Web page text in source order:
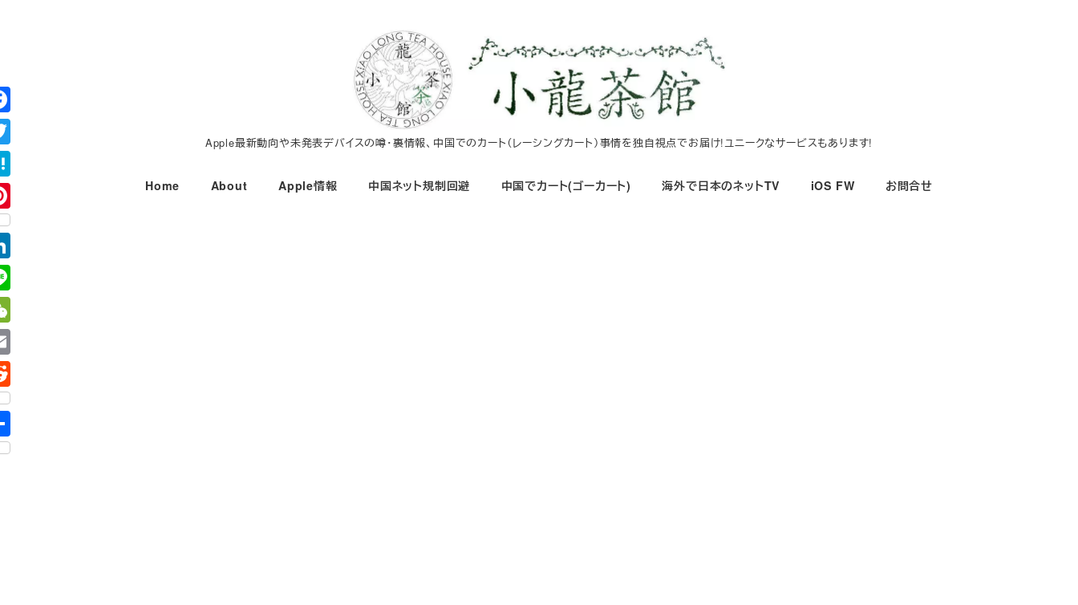
コ
ン
テ
ン
ツ
へ
移
動
Apple最新動向や未発表デバイスの噂・裏情報、中国でのカート（レーシングカート）事情を独自視点でお届け!ユニークなサービスもあります!
Home About Apple情報 中国ネット規制回避 中国でカート(ゴーカート) 海外で日本のネットTV iOS FW お問合せ